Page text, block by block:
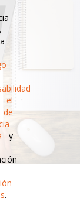
el
de
y
.